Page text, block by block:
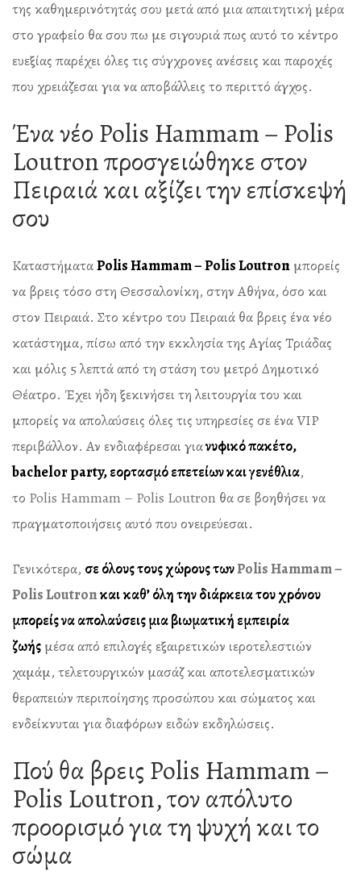
της καθημερινότητάς σου μετά από μια απαιτητική μέρα
στο γραφείο θα σου πω με σιγουριά πως αυτό το κέντρο
ευεξίας παρέχει όλες τις σύγχρονες ανέσεις και παροχές
που χρειάζεσαι για να αποβάλλεις το περιττό άγχος.
Ένα νέο Polis Hammam – Polis
Loutron προσγειώθηκε στον
Πειραιά και αξίζει την επίσκεψή
σου
ΚαταστήματαPolis Hammam – Polis Loutron μπορείς
να βρεις τόσο στη Θεσσαλονίκη, στην Αθήνα, όσο και
στον Πειραιά. Στο κέντρο του Πειραιά θα βρεις ένα νέο
κατάστημα, πίσω από την εκκλησία της Αγίας Τριάδας
και μόλις 5 λεπτά από τη στάση του μετρό Δημοτικό
Θέατρο. Έχει ήδη ξεκινήσει τη λειτουργία του και
μπορείς να απολαύσεις όλες τις υπηρεσίες σε ένα VIP
περιβάλλον. Αν ενδιαφέρεσαι γιανυφικό πακέτο,
bachelor party, εορτασμό επετείων και γενέθλια,
το Polis Hammam – Polis Loutron θα σε βοηθήσει να
πραγματοποιήσεις αυτό που ονειρεύεσαι.
Γενικότερα, σε όλους τους χώρους τωνPolis Hammam –
Polis Loutronκαικαθ’ όλη την διάρκεια του χρόνου
μπορείς να απολαύσεις μια βιωματική εμπειρία
ζωής μέσα από επιλογές εξαιρετικών ιεροτελεστιών
χαμάμ, τελετουργικών μασάζ και αποτελεσματικών
θεραπειών περιποίησης προσώπου και σώματος και
ενδείκνυται για διαφόρων ειδών εκδηλώσεις.
Πού θα βρεις Polis Hammam –
Polis Loutron, τον απόλυτο
προορισμό για τη ψυχή και το
σώμα